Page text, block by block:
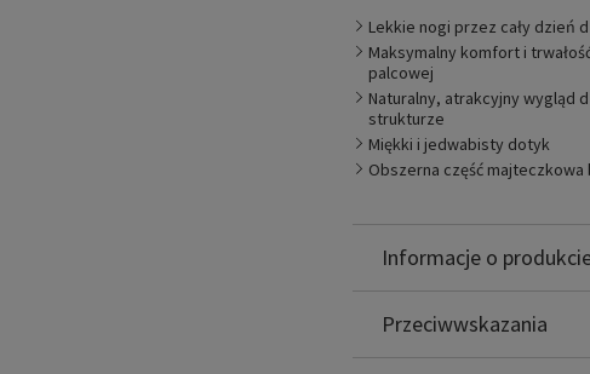
Lekkie nogi przez cały dzień
Maksymalny komfort i
palcowej
Naturalny, atrakcyjny wygląd
strukturze
Miękki i jedwabisty dotyk
Obszerna część
Informacje o
powrót krwi do serca i w
Dzięki temu nie tylko nogi
wybór kolorów rajstop
wzmocniona pięta i
i wydłużają trwałość
Przeciwwskazania